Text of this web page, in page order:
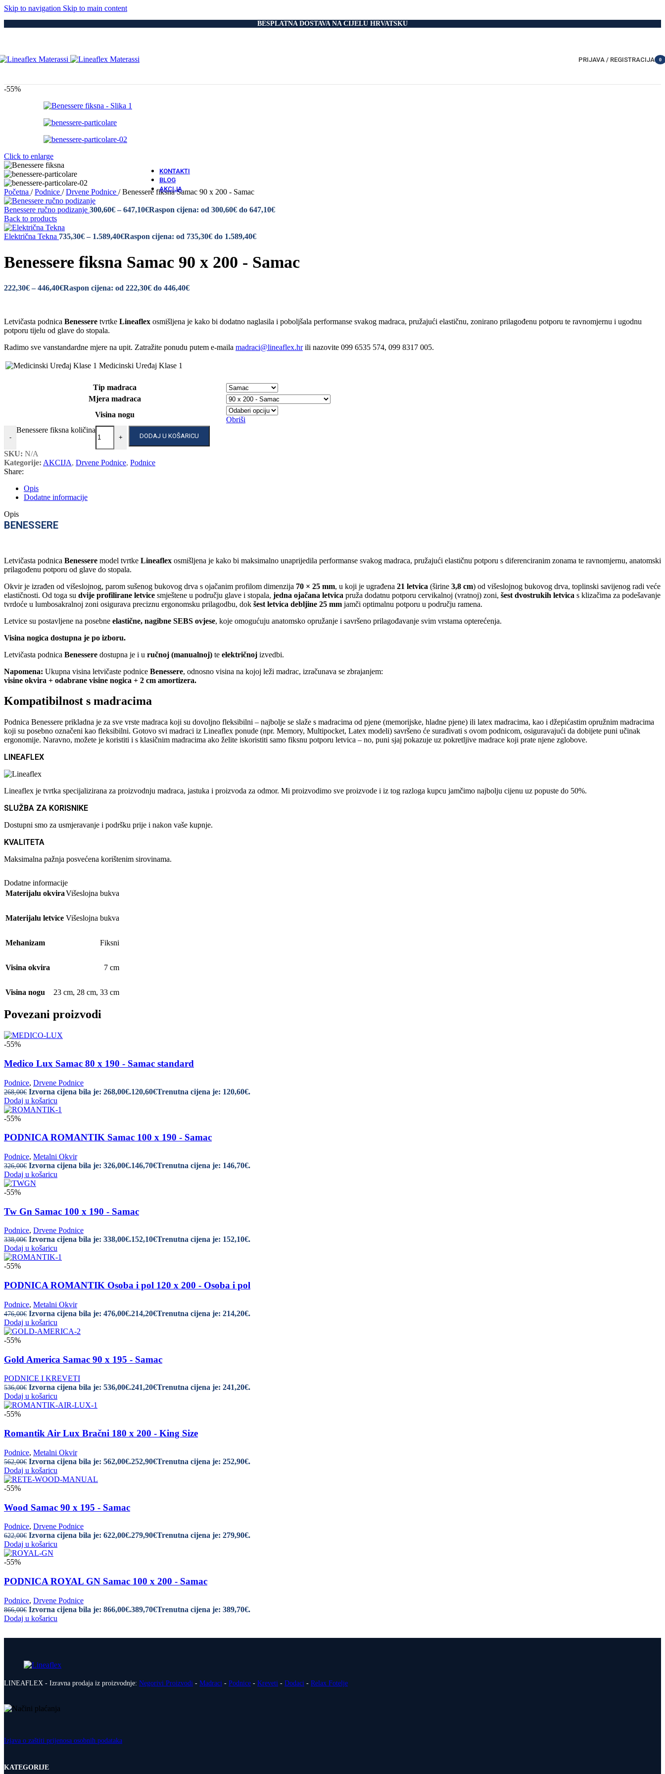
Skip to navigation Skip to main content
BESPLATNA DOSTAVA NA CIJELU HRVATSKU
Drvene Podnice
Metalni Okvir
KONTAKTI
BLOG
AKCIJA
PRIJAVA / REGISTRACIJA
0
-55%
Click to enlarge
Početna / Podnice / Drvene Podnice / Benessere fiksna Samac 90 x 200 - Samac
Benessere ručno podizanje 300,60€ – 647,10€Raspon cijena: od 300,60€ do 647,10€
Back to products
Električna Tekna 735,30€ – 1.589,40€Raspon cijena: od 735,30€ do 1.589,40€
Benessere fiksna Samac 90 x 200 - Samac
222,30€ – 446,40€Raspon cijena: od 222,30€ do 446,40€
Letvičasta podnica Benessere tvrtke Lineaflex osmišljena je kako bi dodatno naglasila i poboljšala performanse svakog madraca, pružajući elastičnu, zonirano prilagođenu potporu te ravnomjernu i ugodnu
potporu tijelu od glave do stopala.
Radimo sve vanstandardne mjere na upit. Zatražite ponudu putem e-maila madraci@lineaflex.hrili nazovite 099 6535 574, 099 8317 005.
Medicinski Uređaj Klase 1
Tip madraca
Mjera madraca
Visina nogu
Obriši
-
Benessere fiksna količina
+ DODAJ U KOŠARICU
SKU: N/A
Kategorije: AKCIJA, Drvene Podnice, Podnice
Share:
Opis
Dodatne informacije
Opis
BENESSERE
Letvičasta podnica Benessere model tvrtke Lineaflex osmišljena je kako bi maksimalno unaprijedila performanse svakog madraca, pružajući elastičnu potporu s diferenciranim zonama te ravnomjernu, anatomski
prilagođenu potporu od glave do stopala.
Okvir je izrađen od višeslojnog, parom sušenog bukovog drva s ojačanim profilom dimenzija 70 × 25 mm, u koji je ugrađena 21 letvica (širine 3,8 cm) od višeslojnog bukovog drva, toplinski savijenog radi veće
elastičnosti. Od toga su dvije profilirane letvice smještene u području glave i stopala, jedna ojačana letvica pruža dodatnu potporu cervikalnoj (vratnoj) zoni, šest dvostrukih letvica s klizačima za podešavanje
tvrdoće u lumbosakralnoj zoni osigurava preciznu ergonomsku prilagodbu, dok šest letvica debljine 25 mm jamči optimalnu potporu u području ramena.
Letvice su postavljene na posebne elastične, nagibne SEBS ovjese, koje omogućuju anatomsko opružanje i savršeno prilagođavanje svim vrstama opterećenja.
Visina nogica dostupna je po izboru.
Letvičasta podnica Benessere dostupna je i u ručnoj (manualnoj) te električnoj izvedbi.
Napomena: Ukupna visina letvičaste podnice Benessere, odnosno visina na kojoj leži madrac, izračunava se zbrajanjem:
visine okvira + odabrane visine nogica + 2 cm amortizera.
Kompatibilnost s madracima
Podnica Benessere prikladna je za sve vrste madraca koji su dovoljno fleksibilni – najbolje se slaže s madracima od pjene (memorijske, hladne pjene) ili latex madracima, kao i džepićastim opružnim madracima
koji su posebno označeni kao fleksibilni. Gotovo svi madraci iz Lineaflex ponude (npr. Memory, Multipocket, Latex modeli) savršeno će surađivati s ovom podnicom, osiguravajući da dobijete puni učinak
ergonomije. Naravno, možete je koristiti i s klasičnim madracima ako želite iskoristiti samo fiksnu potporu letvica – no, puni sjaj pokazuje uz pokretljive madrace koji prate njene zglobove.
LINEAFLEX
Lineaflex je tvrtka specijalizirana za proizvodnju madraca, jastuka i proizvoda za odmor. Mi proizvodimo sve proizvode i iz tog razloga kupcu jamčimo najbolju cijenu uz popuste do 50%.
SLUŽBA ZA KORISNIKE
Dostupni smo za usmjeravanje i podršku prije i nakon vaše kupnje.
KVALITETA
Maksimalna pažnja posvećena korištenim sirovinama.
Dodatne informacije
Materijalu okviraVišeslojna bukva
Materijalu letvice Višeslojna bukva
Mehanizam Fiksni
Visina okvira 7 cm
Visina nogu 23 cm, 28 cm, 33 cm
Povezani proizvodi
-55%
Medico Lux Samac 80 x 190 - Samac standard
Podnice, Drvene Podnice
268,00€ Izvorna cijena bila je: 268,00€.120,60€Trenutna cijena je: 120,60€.
Dodaj u košaricu
-55%
PODNICA ROMANTIK Samac 100 x 190 - Samac
Podnice, Metalni Okvir
326,00€ Izvorna cijena bila je: 326,00€.146,70€Trenutna cijena je: 146,70€.
Dodaj u košaricu
-55%
Tw Gn Samac 100 x 190 - Samac
Podnice, Drvene Podnice
338,00€ Izvorna cijena bila je: 338,00€.152,10€Trenutna cijena je: 152,10€.
Dodaj u košaricu
-55%
PODNICA ROMANTIK Osoba i pol 120 x 200 - Osoba i pol
Podnice, Metalni Okvir
476,00€ Izvorna cijena bila je: 476,00€.214,20€Trenutna cijena je: 214,20€.
Dodaj u košaricu
-55%
Gold America Samac 90 x 195 - Samac
PODNICE I KREVETI
536,00€ Izvorna cijena bila je: 536,00€.241,20€Trenutna cijena je: 241,20€.
Dodaj u košaricu
-55%
Romantik Air Lux Bračni 180 x 200 - King Size
Podnice, Metalni Okvir
562,00€ Izvorna cijena bila je: 562,00€.252,90€Trenutna cijena je: 252,90€.
Dodaj u košaricu
-55%
Wood Samac 90 x 195 - Samac
Podnice, Drvene Podnice
622,00€ Izvorna cijena bila je: 622,00€.279,90€Trenutna cijena je: 279,90€.
Dodaj u košaricu
-55%
PODNICA ROYAL GN Samac 100 x 200 - Samac
Podnice, Drvene Podnice
866,00€ Izvorna cijena bila je: 866,00€.389,70€Trenutna cijena je: 389,70€.
Dodaj u košaricu
LINEAFLEX - Izravna prodaja iz proizvodnje: Negorivi Proizvodi - Madraci - Podnice - Kreveti - Dodaci - Relax Fotelje
Izjava o zaštiti prijenosa osobnih podataka
KATEGORIJE